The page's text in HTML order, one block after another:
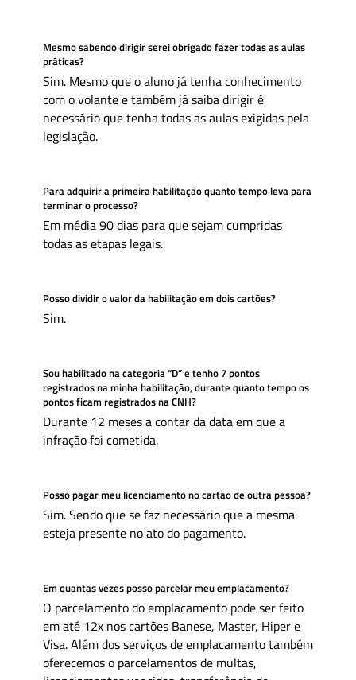
Mesmo sabendo dirigir serei obrigado fazer todas as aulas
práticas?
Sim. Mesmo que o aluno já tenha conhecimento
com o volante e também já saiba dirigir é
necessário que tenha todas as aulas exigidas pela
legislação.
Para adquirir a primeira habilitação quanto tempo leva para
terminar o processo?
Em média 90 dias para que sejam cumpridas
todas as etapas legais.
Posso dividir o valor da habilitação em dois cartões?
Sim.
Sou habilitado na categoria “D” e tenho 7 pontos
registrados na minha habilitação, durante quanto tempo os
pontos ficam registrados na CNH?
Durante 12 meses a contar da data em que a
infração foi cometida.
Posso pagar meu licenciamento no cartão de outra pessoa?
Sim. Sendo que se faz necessário que a mesma
esteja presente no ato do pagamento.
Em quantas vezes posso parcelar meu emplacamento?
O parcelamento do emplacamento pode ser feito
em até 12x nos cartões Banese, Master, Hiper e
Visa. Além dos serviços de emplacamento também
oferecemos o parcelamentos de multas,